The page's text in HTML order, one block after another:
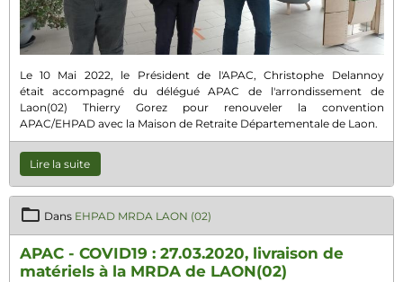
Le 10 Mai 2022, le Président de l'APAC, Christophe Delannoy
était accompagné du délégué APAC de l'arrondissement de
Laon(02) Thierry Gorez pour renouveler la convention
APAC/EHPAD avec la Maison de Retraite Départementale de Laon.
Lire la suite
Dans EHPAD MRDA LAON (02)
APAC - COVID19 : 27.03.2020, livraison de
matériels à la MRDA de LAON(02)